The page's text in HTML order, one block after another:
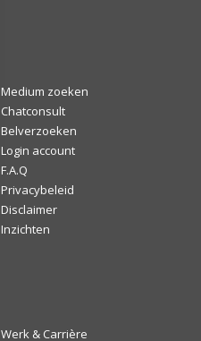
Medium zoeken
Chatconsult
Belverzoeken
Login account
F.A.Q
Privacybeleid
Disclaimer
Inzichten
Werk & Carrière